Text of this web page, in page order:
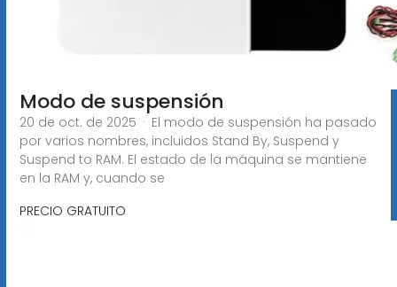
Modo de suspensión
20 de oct. de 2025 · El modo de suspensión ha pasado
por varios nombres, incluidos Stand By, Suspend y
Suspend to RAM. El estado de la máquina se mantiene
en la RAM y, cuando se
PRECIO GRATUITO